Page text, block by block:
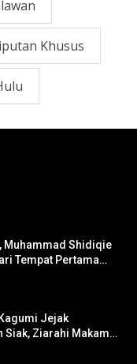
Khusus
Muhammad Shidiqie
Tempat Pertama
Jejak
Siak, Ziarahi Makam